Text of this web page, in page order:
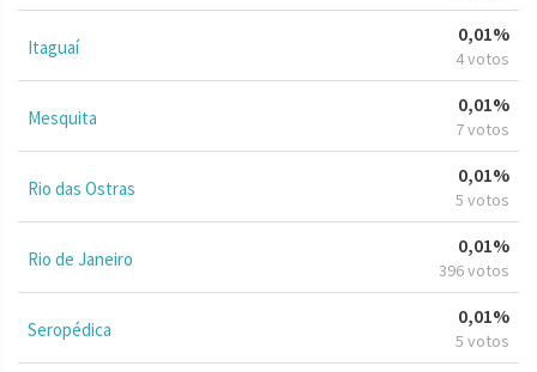
Itaguaí
0,01%
4 votos
Mesquita
0,01%
7 votos
Rio das Ostras
0,01%
5 votos
Rio de Janeiro
0,01%
396 votos
Seropédica
0,01%
5 votos